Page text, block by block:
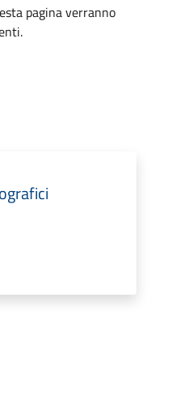
pagina verranno